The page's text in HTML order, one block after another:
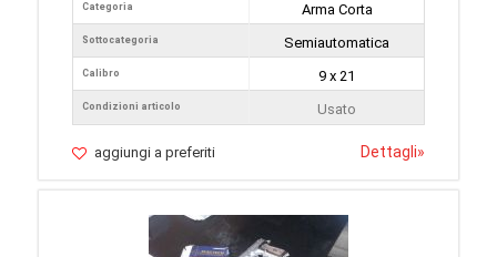
Categoria
Sottocategoria
Calibro
Condizioni articolo
Arma Corta
Semiautomatica
9 x 21
Usato
aggiungi a preferiti Dettagli»